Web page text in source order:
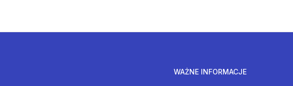
WAŻNE INFORMACJE